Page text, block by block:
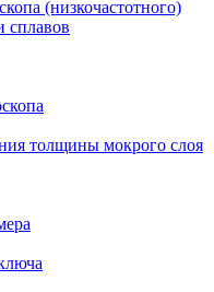
(низкочастотного)
сплавов
толщины мокрого слоя